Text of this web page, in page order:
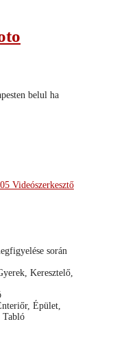
belul ha
05 Videószerkesztő
során
Keresztelő,
Épület,
Tabló